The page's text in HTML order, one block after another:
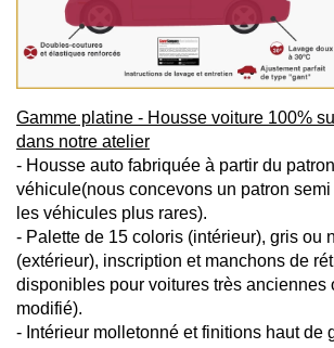
Gamme platine - Housse voiture 100%
dans notre atelier
- Housse auto fabriquée à partir du
véhicule(nous concevons un patron
les véhicules plus rares).
- Palette de 15 coloris (intérieur), gris ou
(extérieur), inscription et manchons de
disponibles pour voitures très anciennes
modifié).
- Intérieur molletonné et finitions haut de